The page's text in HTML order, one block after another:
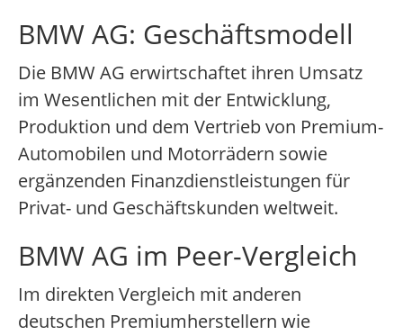
BMW AG: Geschäftsmodell
Die BMW AG erwirtschaftet ihren Umsatz
im Wesentlichen mit der Entwicklung,
Produktion und dem Vertrieb von Premium-
Automobilen und Motorrädern sowie
ergänzenden Finanzdienstleistungen für
Privat- und Geschäftskunden weltweit.
BMW AG im Peer-Vergleich
Im direkten Vergleich mit anderen
deutschen Premiumherstellern wie